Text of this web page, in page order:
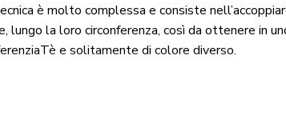
è molto complessa e consiste
lungo la loro circonferenza, così da ottenere in
e solitamente di colore diverso.